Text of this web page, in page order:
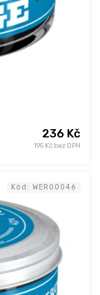
195 Kč bez DPH
236 Kč
Kód: WER00046